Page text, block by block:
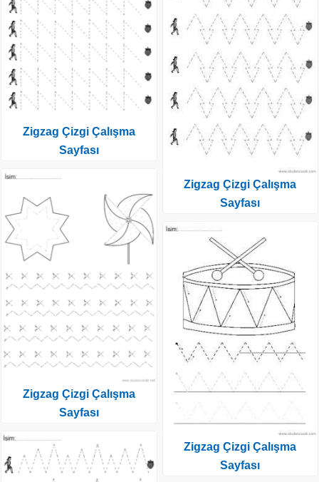
Zigzag Çizgi Çalışma
Sayfası
Zigzag Çizgi Çalışma
Sayfası
Zigzag Çizgi Çalışma
Sayfası
Zigzag Çizgi Çalışma
Sayfası